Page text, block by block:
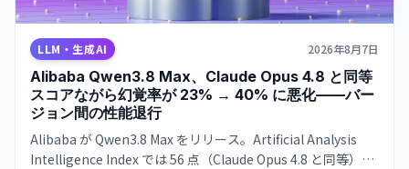
LLM・生成AI 2026年8月7日
Alibaba Qwen3.8 Max、Claude Opus 4.8 と同等
スコアながら幻覚率が 23% → 40% に悪化——バー
ジョン間の性能退行
Alibaba が Qwen3.8 Max をリリース。Artificial Analysis
Intelligence Index では 56 点（Claude Opus 4.8 と同等）を